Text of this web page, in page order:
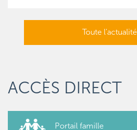
Toute l'actualité
ACCÈS DIRECT
Portail famille